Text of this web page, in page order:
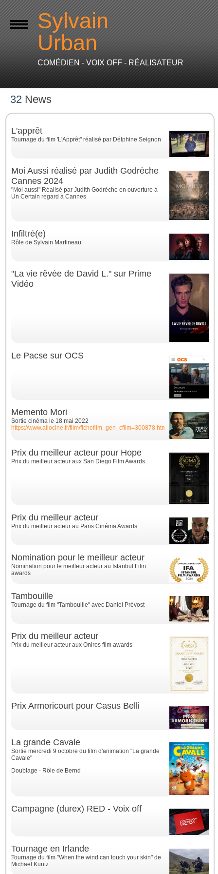
Sylvain
Urban
COMÉDIEN - VOIX OFF - RÉALISATEUR
32 News
L'apprêt
Tournage du film 'L'Apprêt" réalisé par Délphine Seignon
Moi Aussi réalisé par Judith Godrèche
Cannes 2024
"Moi aussi" Réalisé par Judith Godrèche en ouverture à
Un Certain regard à Cannes
Infiltré(e)
Rôle de Sylvain Martineau
"La vie rêvée de David L." sur Prime
Vidéo
Le Pacse sur OCS
Memento Mori
Sortie cinéma le 18 mai 2022
https://www.allocine.fr/film/fichefilm_gen_cfilm=300878.html
Prix du meilleur acteur pour Hope
Prix du meilleur acteur aux San Diego Film Awards
Prix du meilleur acteur
Prix du meilleur acteur au Paris Cinéma Awards
Nomination pour le meilleur acteur
Nomination pour le meilleur acteur au Istanbul Film
awards
Tambouille
Tournage du film "Tambouille" avec Daniel Prévost
Prix du meilleur acteur
Prix du meilleur acteur aux Oniros film awards
Prix Armoricourt pour Casus Belli
La grande Cavale
Sortie mercredi 9 octobre du film d'animation "La grande
Cavale"
Doublage - Rôle de Bernd
Campagne (durex) RED - Voix off
Tournage en Irlande
Tournage du film "When the wind can touch your skin" de
Michael Kuntz